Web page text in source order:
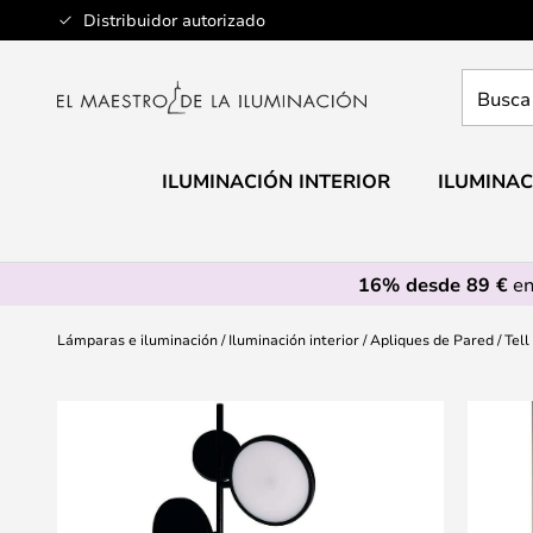
Distribuidor autorizado
Ir
al
aquí
ILUMINACIÓN INTERIOR
16% desde 89 €
Lámparas e iluminación Iluminación interior Apliques de Pared Tell